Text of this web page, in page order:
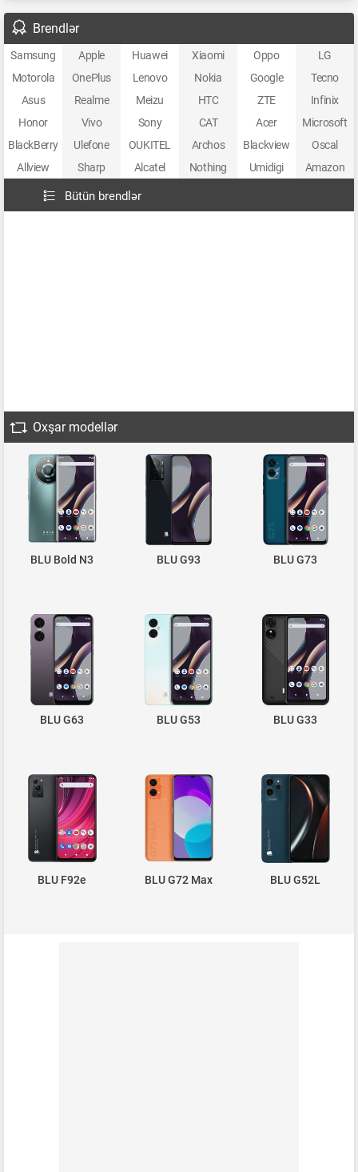
Brendlər
Samsung Apple Huawei Xiaomi Oppo
LG
Motorola
OnePlus Lenovo Nokia Google
Tecno
Asus
Realme Meizu HTC ZTE
Infinix
Honor
Vivo Sony CAT Acer
Microsoft
BlackBerry
Ulefone OUKITEL Archos Blackview
Oscal
Allview
Sharp Alcatel Nothing Umidigi Amazon
Bütün brendlər
Oxşar modellər
BLU Bold N3 BLU G93 BLU G73
BLU G63 BLU G53 BLU G33
BLU F92e BLU G72 Max BLU G52L